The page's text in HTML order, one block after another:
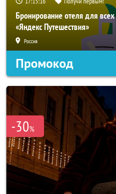
Бронирование отеля для всех
«Яндекс Путешествия»
Россия
Промокод
-30%